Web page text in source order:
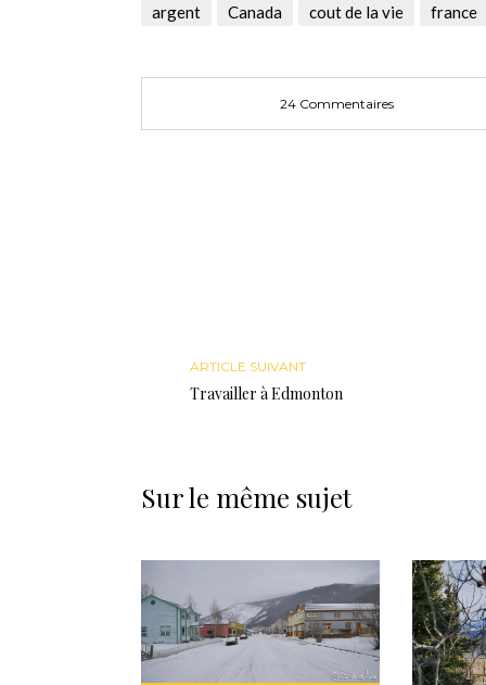
une
nouvelle
une
nouvelle
dans
une
argent Canada cout de la vie france
24 Commentaires
ARTICLE SUIVANT
Travailler à Edmonton
Sur le même sujet